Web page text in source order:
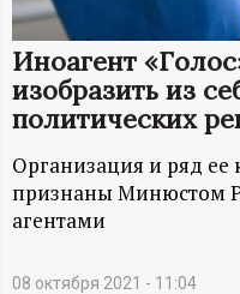
Й
Д
А
Н
-
Иноагент
изобразить из
политических
Организация и ряд
признаны Минюстом
агентами
08 октября 2021 - 11:04